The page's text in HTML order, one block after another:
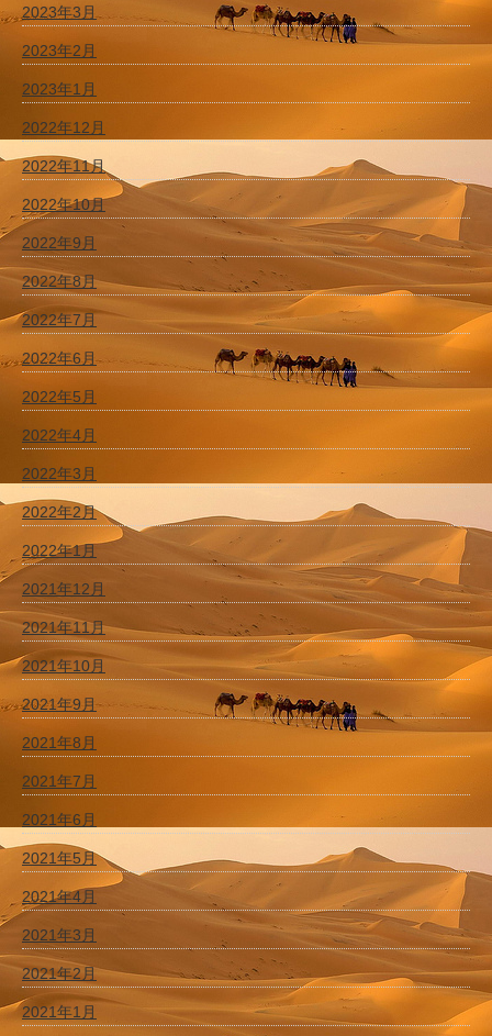
2023年3月
2023年2月
2023年1月
2022年12月
2022年11月
2022年10月
2022年9月
2022年8月
2022年7月
2022年6月
2022年5月
2022年4月
2022年3月
2022年2月
2022年1月
2021年12月
2021年11月
2021年10月
2021年9月
2021年8月
2021年7月
2021年6月
2021年5月
2021年4月
2021年3月
2021年2月
2021年1月